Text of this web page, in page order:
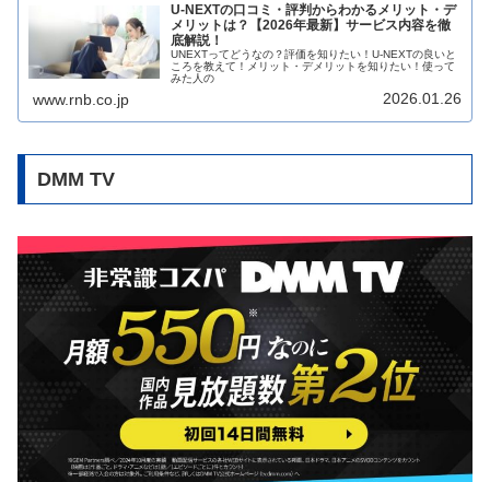
U-NEXTの口コミ・評判からわかるメリット・デ
メリットは？【2026年最新】サービス内容を徹
底解説！
UNEXTってどうなの？評価を知りたい！U-NEXTの良いと
ころを教えて！メリット・デメリットを知りたい！使って
みた人の
www.rnb.co.jp 2026.01.26
DMM TV